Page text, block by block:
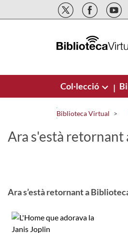
Salta al contingut principal
Col·lecció |
Biblioteca Virtual
Ara s'està retornant
Ara s’està retornant a